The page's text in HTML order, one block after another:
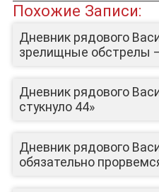
Похожие Записи:
Дневник рядового
зрелищные обстрелы
Дневник рядового
стукнуло 44»
Дневник рядового
обязательно